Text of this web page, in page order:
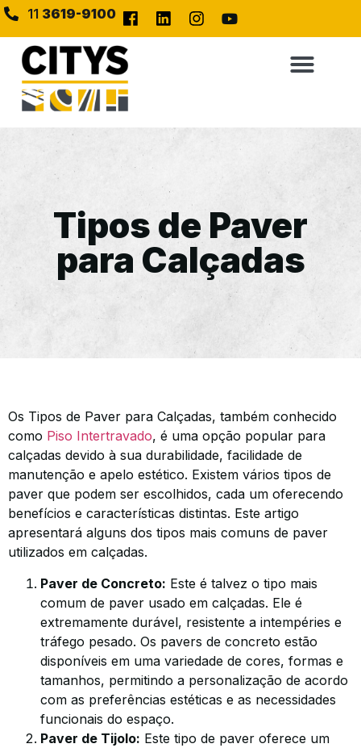
11 3619-9100
Tipos de Paver
para Calçadas
Os Tipos de Paver para Calçadas, também conhecido
como Piso Intertravado, é uma opção popular para
calçadas devido à sua durabilidade, facilidade de
manutenção e apelo estético. Existem vários tipos de
paver que podem ser escolhidos, cada um oferecendo
benefícios e características distintas. Este artigo
apresentará alguns dos tipos mais comuns de paver
utilizados em calçadas.
Paver de Concreto: Este é talvez o tipo mais
comum de paver usado em calçadas. Ele é
extremamente durável, resistente a intempéries e
tráfego pesado. Os pavers de concreto estão
disponíveis em uma variedade de cores, formas e
tamanhos, permitindo a personalização de acordo
com as preferências estéticas e as necessidades
funcionais do espaço.
Paver de Tijolo: Este tipo de paver oferece um